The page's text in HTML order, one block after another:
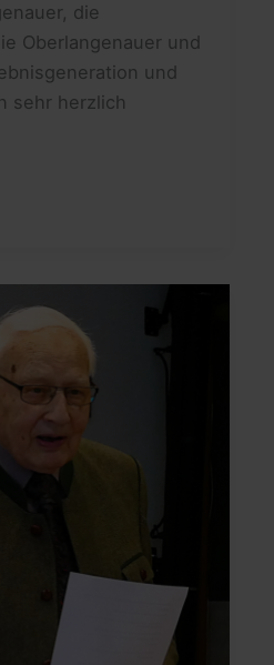
die
Oberlangenauer und
und
sehr herzlich